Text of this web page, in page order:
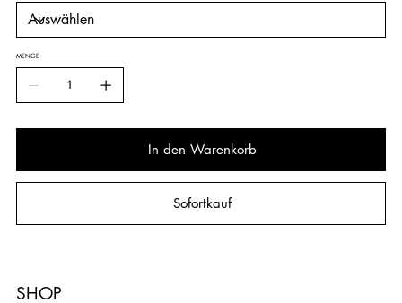
MENGE
In den Warenkorb
Sofortkauf
SHOP